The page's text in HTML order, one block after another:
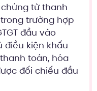
từ thanh
trường hợp
đầu vào
điều kiện khấu
toán, hóa
đối chiếu đầu